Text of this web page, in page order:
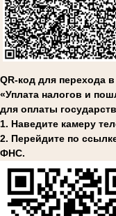
QR-код для перехода
«Уплата налогов и
для оплаты
1. Наведите камеру
2. Перейдите по
ФНС.